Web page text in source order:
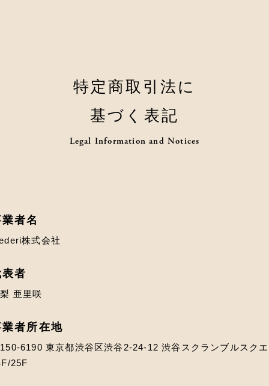
特定商取引法に
基づく表記
Legal Information and Notices
者名
株式会社
者
亜里咲
業者所在地
6190 東京都渋谷区渋谷2-24-12 渋谷スクランブルスクエ
25F